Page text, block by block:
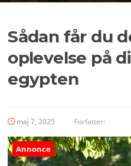
Sådan får du
oplevelse på
egypten
maj 7, 2025 Forfatter:
Annonce